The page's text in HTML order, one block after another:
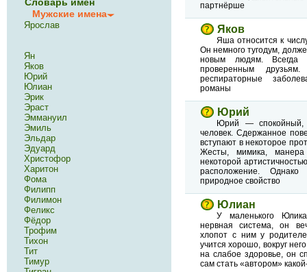
партнёрше
Яков
Яша относится к
Он немного тугодум,
новым людям. Всегда
проверенным
респираторные
романы
Юрий
Юрий — спокойный,
человек. Сдержанное
вступают в некоторое
Жесты, мимика,
некоторой
расположение.
природное свойство
Юлиан
У маленького
нервная система, он
хлопот с ним у
учится хорошо, вокруг
на слабое здоровье, он
сам стать «автором»
Мужские имена
Ярослав
Ян
Яков
Юрий
Юлиан
Эрик
Эраст
Эммануил
Эмиль
Эльдар
Эдуард
Христофор
Харитон
Фома
Филипп
Филимон
Феликс
Фёдор
Трофим
Тихон
Тит
Тимур